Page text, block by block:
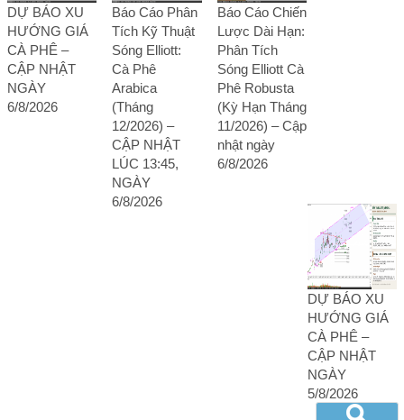
DỰ BÁO XU
HƯỚNG GIÁ
CÀ PHÊ –
CẬP NHẬT
NGÀY
6/8/2026
Báo Cáo Phân
Tích Kỹ Thuật
Sóng Elliott:
Cà Phê
Arabica
(Tháng
12/2026) –
CẬP NHẬT
LÚC 13:45,
NGÀY
6/8/2026
Báo Cáo Chiến
Lược Dài Hạn:
Phân Tích
Sóng Elliott Cà
Phê Robusta
(Kỳ Hạn Tháng
11/2026) – Cập
nhật ngày
6/8/2026
DỰ BÁO XU
HƯỚNG GIÁ
CÀ PHÊ –
CẬP NHẬT
NGÀY
5/8/2026